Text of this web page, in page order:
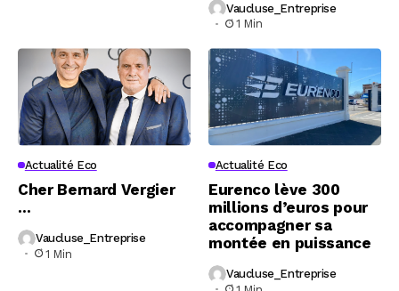
Vaucluse_Entreprise
1 Min
Actualité Eco
Cher Bernard Vergier
…
Vaucluse_Entreprise
1 Min
Actualité Eco
Eurenco lève 300
millions d’euros pour
accompagner sa
montée en puissance
Vaucluse_Entreprise